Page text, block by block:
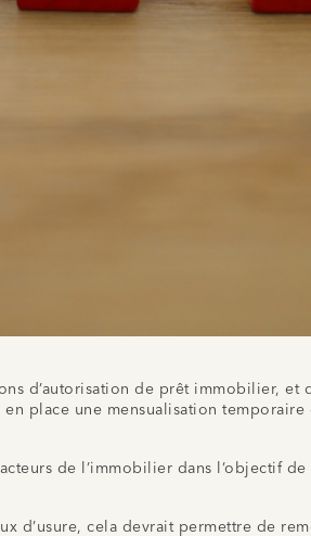
d’autorisation de prêt immobilier, et
place une mensualisation
de l’immobilier dans l’objectif
d’usure, cela devrait permettre de